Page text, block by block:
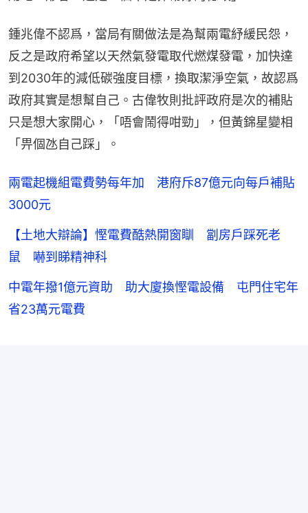
鍾兆偉不認爲，當局有關做法是為幫兩電紓緩民怨，
反之是政府希望以天然氣發電取代燃煤發電，加快達
到2030年的減低碳強度目標，換取潔淨空氣，故認爲
政府其實是想幫自己。古偉牧則批評政府是次的補貼
只是想大家開心，「唔會鬧得咁勁」，但黃錦星變相
「畀個氹自己踩」。
兩電起機組電費勢每年加 港府斥87億元向每戶補貼
3000元
【土地大辯論】慳電費酷熱開窗瞓 劏房戶踩死老
鼠 嚇到睇精神科
中電年撥1億元資助 助大廈換慳電設備 屯門住宅年
省23萬元電費